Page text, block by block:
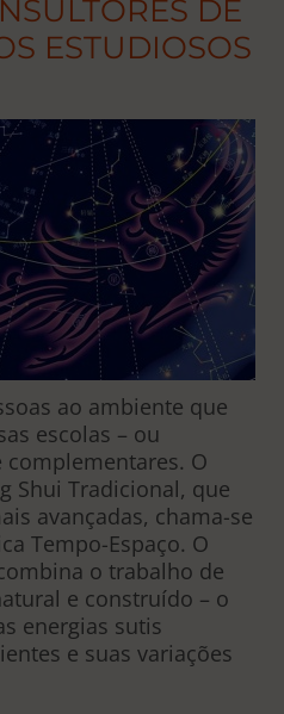
DE
ESTUDIOSOS
ao ambiente que
escolas – ou
complementares. O
Shui Tradicional, que
avançadas, chama-se
Tempo-Espaço. O
o trabalho de
e construído – o
energias sutis
e suas variações